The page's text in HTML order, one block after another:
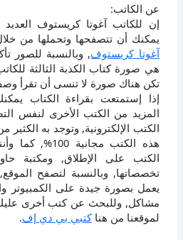
عن الكاتب:
إن للكاتب آغوتا كريستوف
يمكنك أن تتصفحها وتحملها من
آغوتا كريستوف, وبالنسبة للصور
هي صورة كتاب الكذبة الثالثة
تكن هناك صورة لا تنسى أن تقرأ
إذا إستمتعت بقراءة الكتاب
المزيد من الكتب الأخرى لنفس
الكتب الإلكترونية, وتوجد به
هذه الكتب
الكتب على الإطلاق, ومكتبة
يعمل بصورة جيدة على الكمبيوتر
مشاكل, وللبحث عن كتب أخرى عليك
لموقعنا من هناكتبي بي دي إف.